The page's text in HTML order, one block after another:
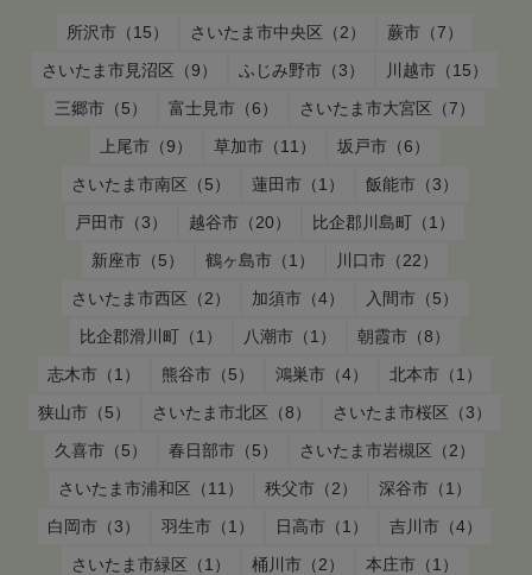
所沢市（15） さいたま市中央区（2）
蕨市（7）
さいたま市見沼区（9）
ふじみ野市（3）
川越市（15）
三郷市（5）
富士見市（6）
さいたま市大宮区（7）
上尾市（9）
草加市（11）
坂戸市（6）
さいたま市南区（5）
蓮田市（1）
飯能市（3）
戸田市（3）
越谷市（20）
比企郡川島町（1）
新座市（5）
鶴ヶ島市（1）
川口市（22）
さいたま市西区（2）
加須市（4）
入間市（5）
比企郡滑川町（1）
八潮市（1）
朝霞市（8）
志木市（1）
熊谷市（5） 鴻巣市（4）
北本市（1）
狭山市（5）
さいたま市北区（8）
さいたま市桜区（3）
久喜市（5）
春日部市（5）
さいたま市岩槻区（2）
さいたま市浦和区（11）
秩父市（2）
深谷市（1）
白岡市（3）
羽生市（1） 日高市（1）
吉川市（4）
さいたま市緑区（1）
桶川市（2）
本庄市（1）